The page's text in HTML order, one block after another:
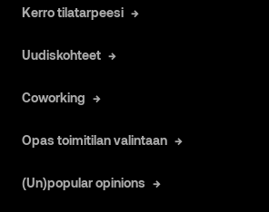
Kerro tilatarpeesi
Uudiskohteet
Coworking
Opas toimitilan valintaan
(Un)popular opinions